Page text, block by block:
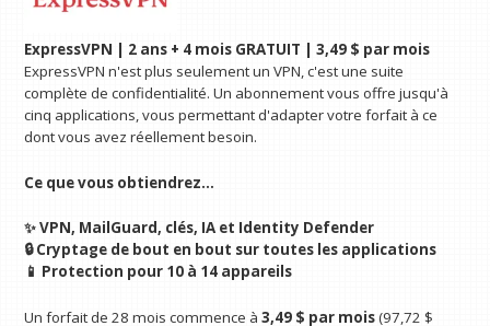
ExpressVPN | 2 ans + 4 mois GRATUIT | 3,49 $ par mois
ExpressVPN n'est plus seulement un VPN, c'est une suite
complète de confidentialité. Un abonnement vous offre jusqu'à
cinq applications, vous permettant d'adapter votre forfait à ce
dont vous avez réellement besoin.
Ce que vous obtiendrez…
✨ VPN, MailGuard, clés, IA et Identity Defender
🔒 Cryptage de bout en bout sur toutes les applications
📱 Protection pour 10 à 14 appareils
Un forfait de 28 mois commence à3,49 $ par mois(97,72 $